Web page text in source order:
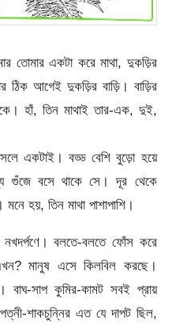
তোমার একটা করে মাথা, দুকড়ির
ঠিক আগেই দুকড়ির বাড়ি। বাড়ির
হাঁ, তিন মাথাই তার-এক, দুই,
একটাই। বড্ড বেশি বুড়ো হয়ে
গুঁজে বসে থাকে সে। দূর থেকে
হয়, তিন মাথা পাশাপাশি।
নখদর্পণে। বলতে-বলতে ফোঁস করে
মানুষ এসে কিলবিল করছে।
বাঘ-সাপ কুমির-কামট সবই প্রায়
শাকচুন্নির এত যে দাপট ছিল,